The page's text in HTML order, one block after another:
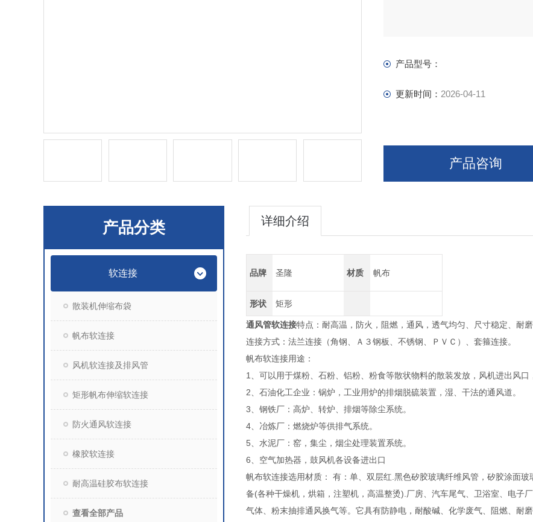
产品型号：
更新时间： 2026-04-11
产品咨询
产品分类
软连接
散装机伸缩布袋
帆布软连接
风机软连接及排风管
矩形帆布伸缩软连接
防火通风软连接
橡胶软连接
耐高温硅胶布软连接
查看全部产品
详细介绍
品牌 圣隆 材质 帆布
形状 矩形
通风管软连接特点：耐高温，防火，阻燃，通风，透气均匀、尺寸稳定、耐
连接方式：法兰连接（角钢、Ａ３钢板、不锈钢、ＰＶＣ）、套箍连接。
帆布软连接用途：
1、可以用于煤粉、石粉、铝粉、粉食等散状物料的散装发放，风机进出风
2、石油化工企业：锅炉，工业用炉的排烟脱硫装置，湿、干法的通风道。
3、钢铁厂：高炉、转炉、排烟等除尘系统。
4、冶炼厂：燃烧炉等供排气系统。
5、水泥厂：窑，集尘，烟尘处理装置系统。
6、空气加热器，鼓风机各设备进出口
帆布软连接选用材质： 有：单、双层红.黑色矽胶玻璃纤维风管，矽胶涂面
备(各种干燥机，烘箱，注塑机，高温整烫).厂房、汽车尾气、卫浴室、电子
气体、粉末抽排通风换气等。它具有防静电，耐酸碱、化学废气、阻燃、耐